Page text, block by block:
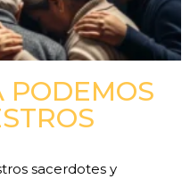
PODEMOS
sacerdotes y